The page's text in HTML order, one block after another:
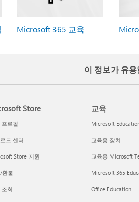
Microsoft 365 교육
이 정보가 유
Store
프로필
드 센터
Store 지원
환불
조회
교육
Microsoft
교육용 장치
교육용 Microsoft
Microsoft 365
Office Education